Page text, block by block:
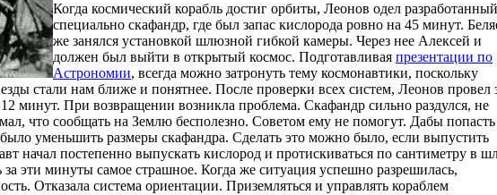
Когда космический корабль достиг орбиты, Леонов одел разработанный
специально скафандр, где был запас кислорода ровно на 45 минут.
же занялся установкой шлюзной гибкой камеры. Через нее Алексей и
должен был выйти в открытый космос. Подготавливая презентации по
Астрономии, всегда можно затронуть тему космонавтики, поскольку
стали нам ближе и понятнее. После проверки всех систем, Леонов провел
минут. При возвращении возникла проблема. Скафандр сильно раздулся, не
что сообщать на Землю бесполезно. Советом ему не помогут. Дабы попасть
уменьшить размеры скафандра. Сделать это можно было, если выпустить
начал постепенно выпускать кислород и протискиваться по сантиметру в
эти минуты самое страшное. Когда же ситуация успешно разрешилась,
Отказала система ориентации. Приземляться и управлять кораблем